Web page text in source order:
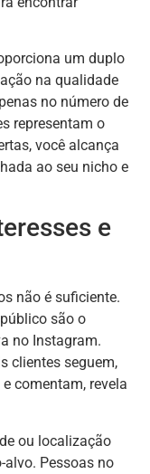
um duplo
na qualidade
no número de
representam o
você alcança
ao seu nicho e
e
não é suficiente.
são o
no Instagram.
clientes seguem,
comentam, revela
ou localização
Pessoas no